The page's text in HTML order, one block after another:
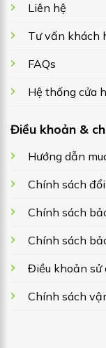
Liên hệ
Tư vấn khách
FAQs
Hệ thống cửa
Điều khoản &
Hướng dẫn
Chính sách
Chính sách
Chính sách
Điều khoản sử
Chính sách